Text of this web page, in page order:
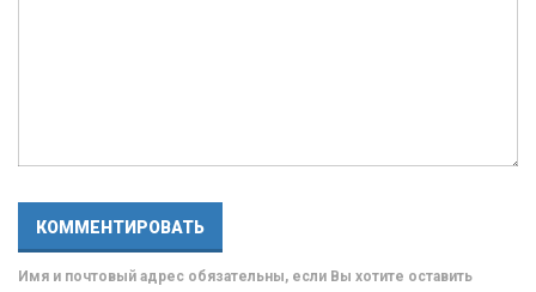
Имя и почтовый адрес обязательны, если Вы хотите оставить